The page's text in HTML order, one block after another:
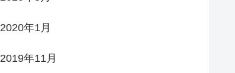
2020年1月
2019年11月